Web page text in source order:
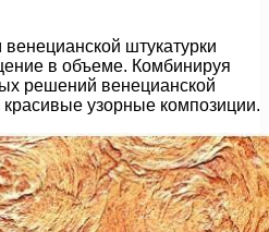
штукатурки
в объеме. Комбинируя
решений венецианской
красивые узорные композиции.